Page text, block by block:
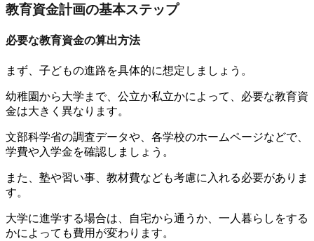
教育資金計画の基本ステップ
必要な教育資金の算出方法
まず、子どもの進路を具体的に想定しましょう。
幼稚園から大学まで、公立か私立かによって、必要な教育資
金は大きく異なります。
文部科学省の調査データや、各学校のホームページなどで、
学費や入学金を確認しましょう。
また、塾や習い事、教材費なども考慮に入れる必要がありま
す。
大学に進学する場合は、自宅から通うか、一人暮らしをする
かによっても費用が変わります。